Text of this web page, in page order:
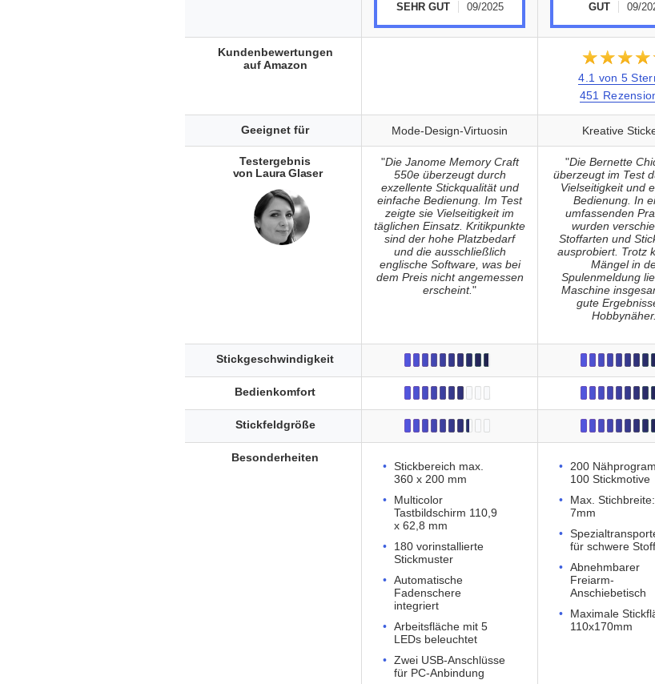
SEHR GUT 09/2025 GUT 09/
4.1 von 5
451
Mode-Design-Virtuosin Kreative
"Die Janome Memory Craft
550e überzeugt durch
exzellente Stickqualität und
einfache Bedienung. Im Test
zeigte sie Vielseitigkeit im
täglichen Einsatz. Kritikpunkte
sind der hohe Platzbedarf
und die ausschließlich
englische Software, was bei
dem Preis nicht angemessen
erscheint."
"Die Bernette
überzeugt im Test
Vielseitigkeit und
Bedienung. In
umfassenden
wurden
Stoffarten und
ausprobiert. Trotz
Mängel in
Spulenmeldung
Maschine
gute
Hobbynäher.
Stickbereich max.
360 x 200 mm
Multicolor
Tastbildschirm 110,9
x 62,8 mm
180 vorinstallierte
Stickmuster
Automatische
Fadenschere
integriert
Arbeitsfläche mit 5
LEDs beleuchtet
Zwei USB-Anschlüsse
für PC-Anbindung
200
100 Stickmotive
Max. Stichbreite:
7mm
für schwere
Abnehmbarer
Freiarm-
Anschiebetisch
Maximale
110x170mm
Kundenbewertungen
auf Amazon
Geeignet für
Testergebnis
von Laura Glaser
Stickgeschwindigkeit
Bedienkomfort
Stickfeldgröße
Besonderheiten